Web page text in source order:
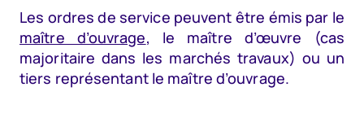
Les ordres de service peuvent être émis par le
maître d’ouvrage, le maître d’œuvre (cas
majoritaire dans les marchés travaux) ou un
tiers représentant le maître d’ouvrage.